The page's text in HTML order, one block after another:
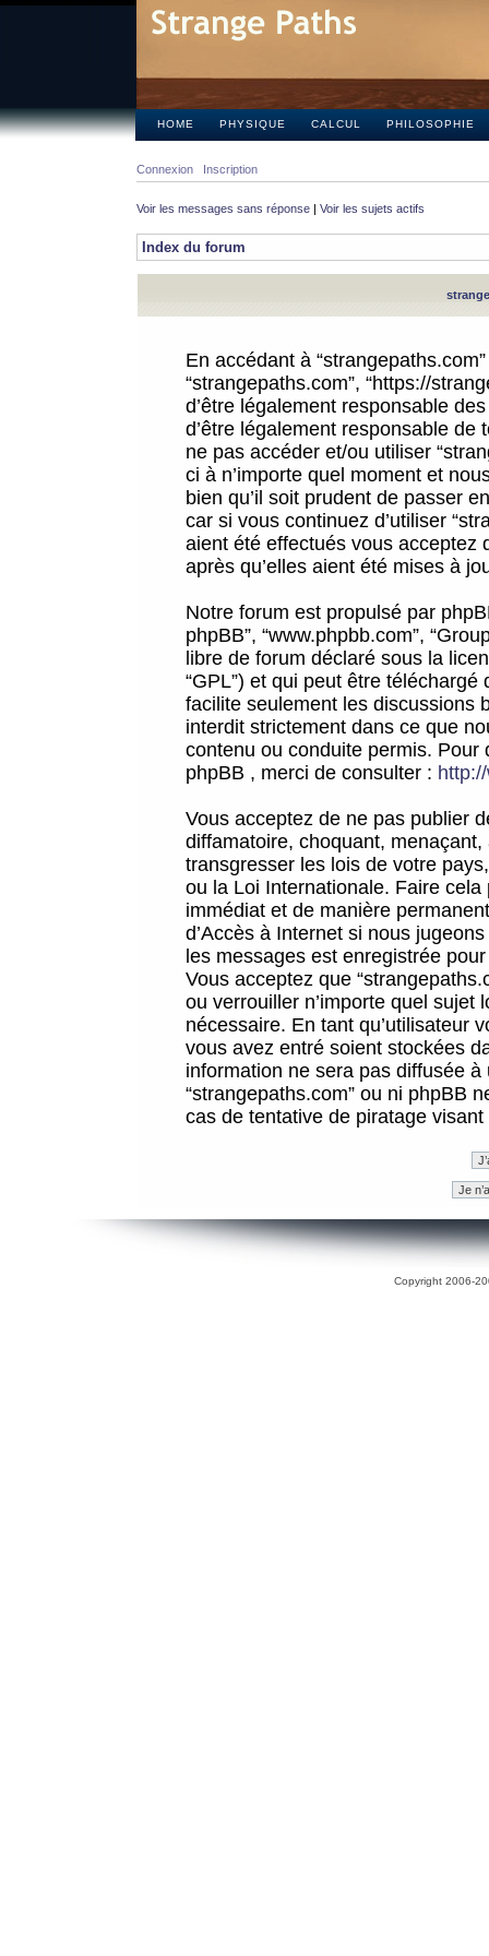
HOME PHYSIQUE CALCUL PHILOSOPHIE
Connexion Inscription
Voir les messages sans réponse | Voir les sujets actifs
Index du forum
En accédant à
“strangepaths.com”, “https://
d’être légalement responsable
d’être légalement responsable
ne pas accéder et/ou utiliser
ci à n’importe quel moment et
bien qu’il soit prudent de passer
car si vous continuez d’utiliser
aient été effectués vous acceptez
après qu’elles aient été mises à
Notre forum est propulsé par
phpBB”, “www.phpbb.com”,
libre de forum déclaré sous la
“GPL”) et qui peut être téléchargé
facilite seulement les discussions
interdit strictement dans ce que
contenu ou conduite permis.
phpBB , merci de consulter :
Vous acceptez de ne pas publier
diffamatoire, choquant,
transgresser les lois de votre
ou la Loi Internationale. Faire
immédiat et de manière
d’Accès à Internet si nous
les messages est enregistrée
Vous acceptez que
ou verrouiller n’importe quel sujet
nécessaire. En tant qu’utilisateur
vous avez entré soient stockées
information ne sera pas diffusée
“strangepaths.com” ou ni phpBB
cas de tentative de piratage
Copyright 2006-